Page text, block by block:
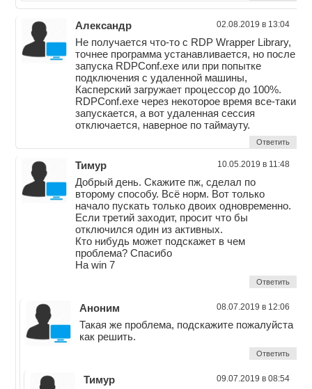
Александр 02.08.2019 в 13:04
Не получается что-то с RDP Wrapper Library,
точнее программа устанавливается, но после
запуска RDPConf.exe или при попытке
подключения с удаленной машины,
Касперский загружает процессор до 100%.
RDPConf.exe через некоторое время все-таки
запускается, а вот удаленная сессия
отключается, наверное по таймауту.
Ответить
Тимур 10.05.2019 в 11:48
Добрый день. Скажите пж, сделал по
второму способу. Всё норм. Вот только
начало пускать только двоих одновременно.
Если третий заходит, просит что бы
отключился один из активных.
Кто нибудь может подскажет в чем
проблема? Спасибо
На win 7
Ответить
Аноним 08.07.2019 в 12:06
Такая же проблема, подскажите пожалуйста
как решить.
Ответить
Тимур 09.07.2019 в 08:54